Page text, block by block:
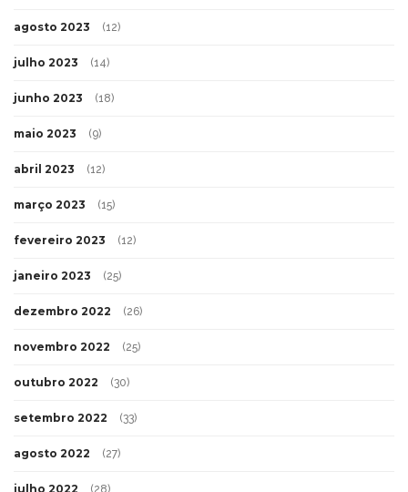
agosto 2023 (12)
julho 2023 (14)
junho 2023 (18)
maio 2023 (9)
abril 2023 (12)
março 2023 (15)
fevereiro 2023 (12)
janeiro 2023 (25)
dezembro 2022 (26)
novembro 2022 (25)
outubro 2022 (30)
setembro 2022 (33)
agosto 2022 (27)
julho 2022 (28)